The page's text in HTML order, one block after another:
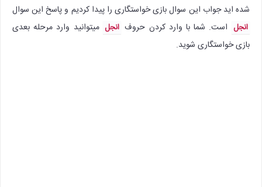
شده اید جواب این سوال بازی خواستگاری را پیدا کردیم و پاسخ این سوال
انجل است. شما با وارد کردن حروف انجل میتوانید وارد مرحله بعدی
بازی خواستگاری شوید.